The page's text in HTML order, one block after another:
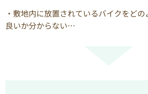
・敷地内に放置されているバイクをど
良いか分からない…